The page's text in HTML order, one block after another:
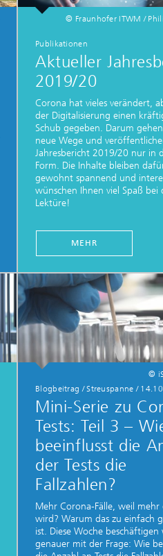
© Fraunhofer ITWM /
Publikationen
Aktueller
2019/20
Corona hat vieles verändert,
der Digitalisierung einen
Schub gegeben. Darum
neue Wege und
Jahresbericht 2019/20 nur in
Form. Die Inhalte bleiben
gewohnt spannend und
wünschen Ihnen viel Spaß bei
Lektüre!
MEHR
©
Blogbeitrag / Streuspanne /
Mini-Serie zu
Tests: Teil 3 –
beeinflusst die
der Tests die
Fallzahlen?
Mehr Corona-Fälle, weil mehr
wird? Warum das zu einfach
ist. Diese Woche beschäftigen
genauer mit der Frage: Wie